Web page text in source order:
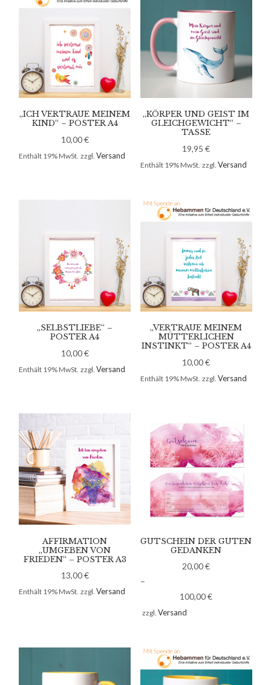
„ICH VERTRAUE MEINEM
KIND“ – POSTER A4
10,00€
Enthält 19% MwSt. zzgl.Versand
„KÖRPER UND GEIST IM
GLEICHGEWICHT“ –
TASSE
19,95€
Enthält 19% MwSt. zzgl. Versand
„SELBSTLIEBE“ –
POSTER A4
10,00€
Enthält 19% MwSt. zzgl.Versand
„VERTRAUE MEINEM
MÜTTERLICHEN
INSTINKT“ – POSTER A4
10,00€
Enthält 19% MwSt. zzgl. Versand
AFFIRMATION
„UMGEBEN VON
FRIEDEN“ – POSTER A3
13,00€
Enthält 19% MwSt. zzgl.Versand
GUTSCHEIN DER GUTEN
GEDANKEN
20,00€
–
100,00€
zzgl. Versand